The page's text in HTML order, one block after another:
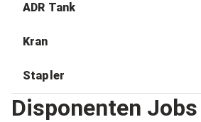
ADR Tank
Kran
Stapler
Disponenten Jobs